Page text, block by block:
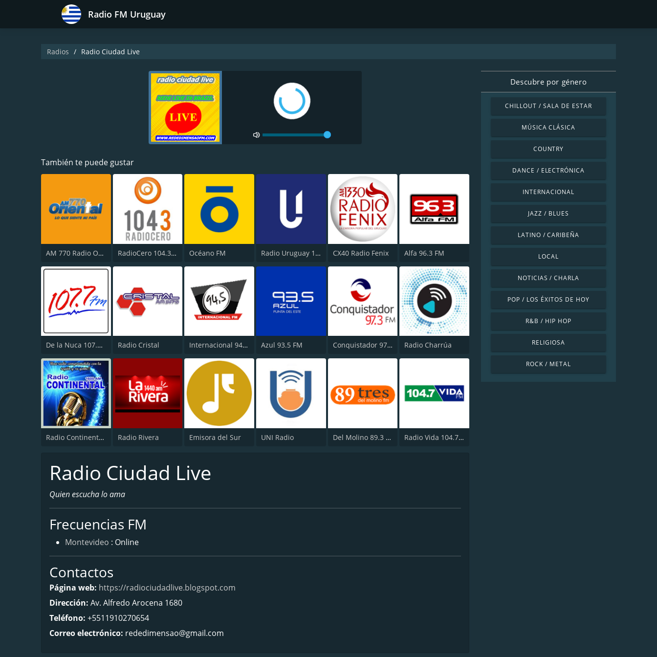
Radio FM Uruguay
Radios Radio Ciudad Live
También te puede gustar
AM 770 Radio Oriental RadioCero 104.3 FM Océano FM Radio Uruguay 1050 AM CX40 Radio Fenix Alfa 96.3 FM
De la Nuca 107.7 FM Radio Cristal Internacional 94.5 FM Azul 93.5 FM Conquistador 97.3 FM Radio Charrúa
Radio Continental 1600 AM Radio Rivera Emisora del Sur UNI Radio Del Molino 89.3 FM Radio Vida 104.7 FM
Radio Ciudad Live
Quien escucha lo ama
Frecuencias FM
Montevideo : Online
Contactos
Página web: https://radiociudadlive.blogspot.com
Dirección: Av. Alfredo Arocena 1680
Teléfono: +5511910270654
Correo electrónico: rededimensao@gmail.com
Descubre por género
CHILLOUT / SALA DE ESTAR
MÚSICA CLÁSICA
COUNTRY
DANCE / ELECTRÓNICA
INTERNACIONAL
JAZZ / BLUES
LATINO / CARIBEÑA
LOCAL
NOTICIAS / CHARLA
POP / LOS ÉXITOS DE HOY
R&B / HIP HOP
RELIGIOSA
ROCK / METAL